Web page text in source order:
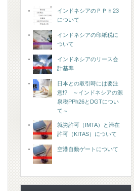
インドネシアのＰＰｈ23
について
インドネシアの印紙税に
ついて
インドネシアのリース会
計基準
日本との取引時には要注
意!? ～インドネシアの源
泉税PPh26とDGTについ
て～
就労許可（IMTA）と滞在
許可（KITAS）について
空港自動ゲートについて